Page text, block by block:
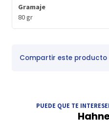
Gramaje
80 gr
Compartir este producto
PUEDE QUE TE